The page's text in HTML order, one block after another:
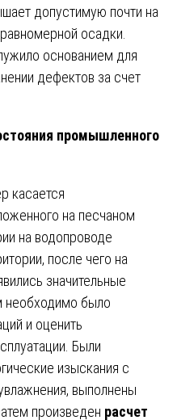
допустимую почти на
осадки.
основанием для
дефектов за счет
промышленного
касается
на песчаном
на водопроводе
после чего на
значительные
необходимо было
и оценить
Были
изыскания с
выполнены
произведен расчет